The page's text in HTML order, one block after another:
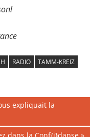
RADIO
TAMM-KREIZ
expliquait la